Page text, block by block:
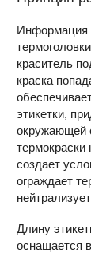
Информация
краситель
краска
этикетки,
окружающей
создает
ограждает
Длину
оснащается